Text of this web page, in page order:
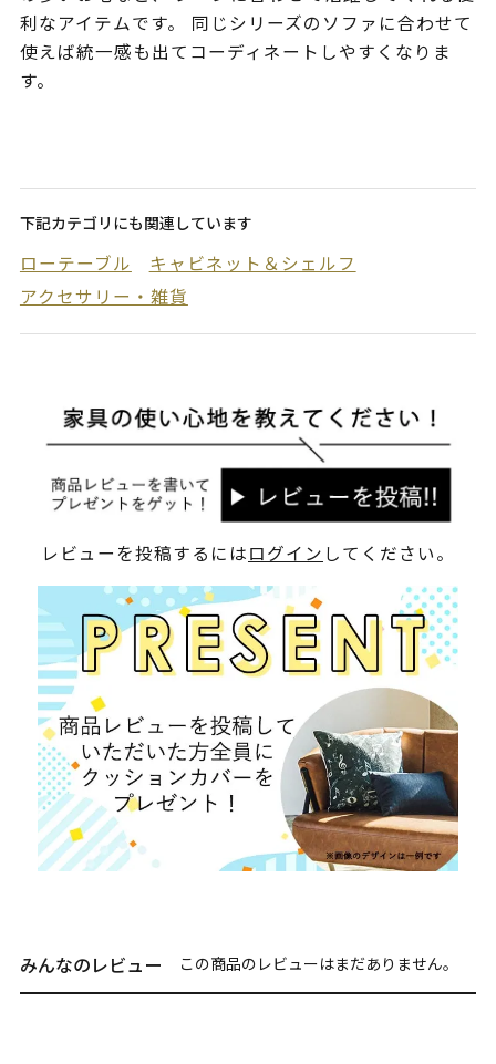
利なアイテムです。 同じシリーズのソファに合わせて
使えば統一感も出てコーディネートしやすくなりま
す。
下記カテゴリにも関連しています
ローテーブル
キャビネット＆シェルフ
アクセサリー・雑貨
レビューを投稿するにはログイン してください。
みんなのレビュー この商品のレビューはまだありません。